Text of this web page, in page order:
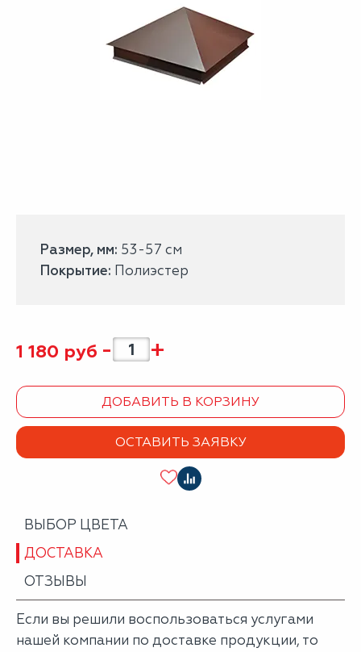
Размер, мм: 53-57 см
Покрытие: Полиэстер
1 180 руб - +
ДОБАВИТЬ В КОРЗИНУ
ОСТАВИТЬ ЗАЯВКУ
ВЫБОР ЦВЕТА
ДОСТАВКА
ОТЗЫВЫ
Если вы решили воспользоваться услугами
нашей компании по доставке продукции, то